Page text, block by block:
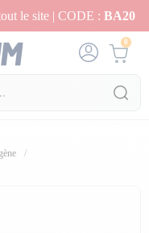
le site | CODE : BA20
0